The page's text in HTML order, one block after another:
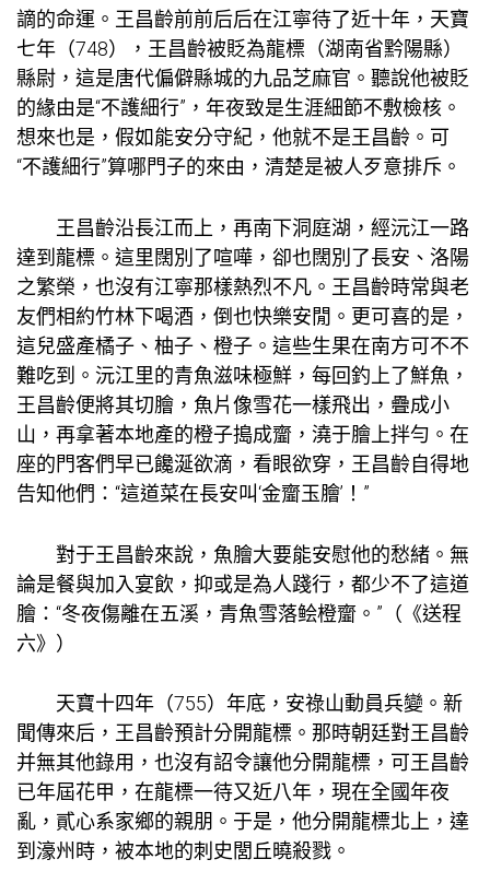
謫的命運。王昌齡前前后后在江寧待了近十年，天寶
七年（748），王昌齡被貶為龍標（湖南省黔陽縣）
縣尉，這是唐代偏僻縣城的九品芝麻官。聽說他被貶
的緣由是“不護細行”，年夜致是生涯細節不敷檢核。
想來也是，假如能安分守紀，他就不是王昌齡。可
“不護細行”算哪門子的來由，清楚是被人歹意排斥。
王昌齡沿長江而上，再南下洞庭湖，經沅江一路
達到龍標。這里闊別了喧嘩，卻也闊別了長安、洛陽
之繁榮，也沒有江寧那樣熱烈不凡。王昌齡時常與老
友們相約竹林下喝酒，倒也快樂安閒。更可喜的是，
這兒盛產橘子、柚子、橙子。這些生果在南方可不不
難吃到。沅江里的青魚滋味極鮮，每回釣上了鮮魚，
王昌齡便將其切膾，魚片像雪花一樣飛出，疊成小
山，再拿著本地產的橙子搗成齏，澆于膾上拌勻。在
座的門客們早已饞涎欲滴，看眼欲穿，王昌齡自得地
告知他們：“這道菜在長安叫‘金齏玉膾’！”
對于王昌齡來說，魚膾大要能安慰他的愁緒。無
論是餐與加入宴飲，抑或是為人踐行，都少不了這道
膾：“冬夜傷離在五溪，青魚雪落鲙橙齏。”（《送程
六》）
天寶十四年（755）年底，安祿山動員兵變。新
聞傳來后，王昌齡預計分開龍標。那時朝廷對王昌齡
并無其他錄用，也沒有詔令讓他分開龍標，可王昌齡
已年屆花甲，在龍標一待又近八年，現在全國年夜
亂，貳心系家鄉的親朋。于是，他分開龍標北上，達
到濠州時，被本地的刺史閭丘曉殺戮。